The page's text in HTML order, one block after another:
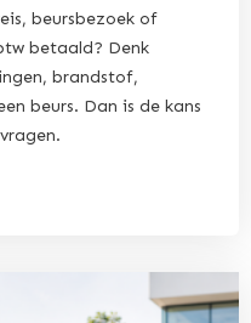
beursbezoek of
betaald? Denk
brandstof,
beurs. Dan is de kans